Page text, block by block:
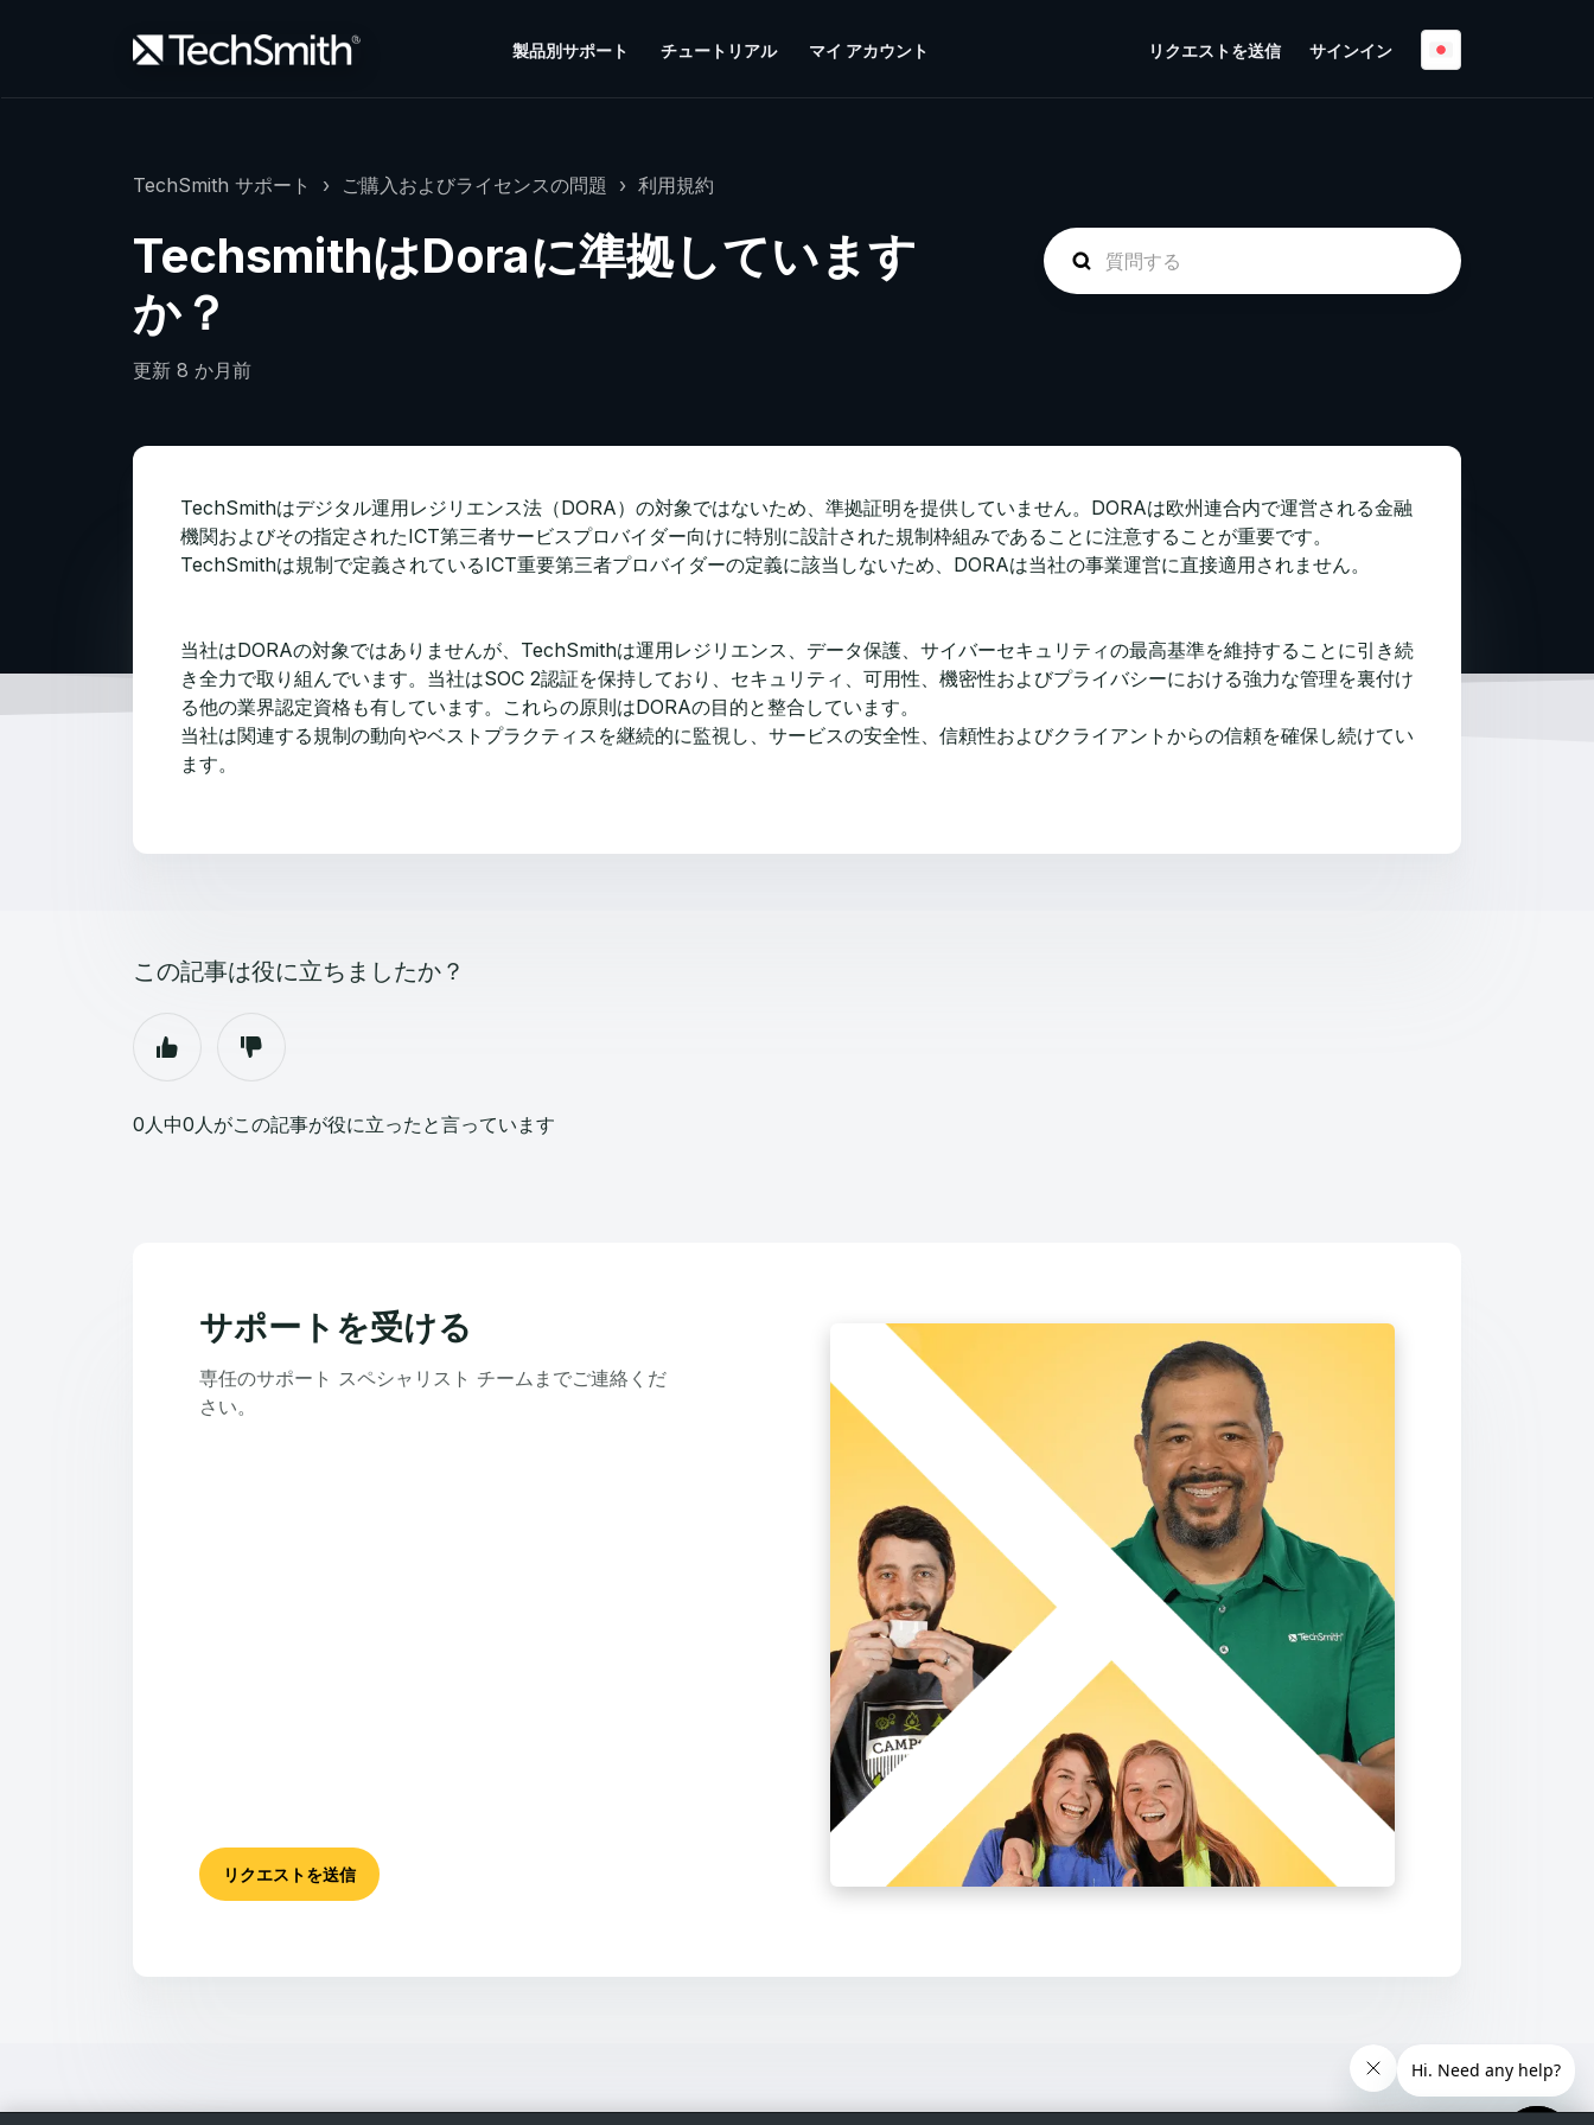
製品別サポート チュートリアル マイ アカウント リクエストを送信 サインイン
TechSmith サポート ご購入およびライセンスの問題 利用規約
TechsmithはDoraに準拠しています
か？
更新 8 か月前
TechSmithはデジタル運用レジリエンス法（DORA）の対象ではないため、準拠証明を提供していません。DORAは欧州連合内で運営される金融
機関およびその指定されたICT第三者サービスプロバイダー向けに特別に設計された規制枠組みであることに注意することが重要です。
TechSmithは規制で定義されているICT重要第三者プロバイダーの定義に該当しないため、DORAは当社の事業運営に直接適用されません。
当社はDORAの対象ではありませんが、TechSmithは運用レジリエンス、データ保護、サイバーセキュリティの最高基準を維持することに引き続
き全力で取り組んでいます。当社はSOC 2認証を保持しており、セキュリティ、可用性、機密性およびプライバシーにおける強力な管理を裏付け
る他の業界認定資格も有しています。これらの原則はDORAの目的と整合しています。
当社は関連する規制の動向やベストプラクティスを継続的に監視し、サービスの安全性、信頼性およびクライアントからの信頼を確保し続けてい
ます。
この記事は役に立ちましたか？
0人中0人がこの記事が役に立ったと言っています
サポートを受ける
専任のサポート スペシャリスト チームまでご連絡くだ
さい。
リクエストを送信